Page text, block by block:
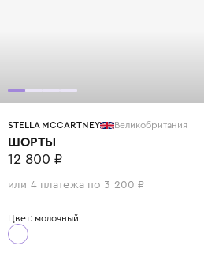
STELLA MCCARTNEY Великобритания
ШОРТЫ
12 800 ₽
или 4 платежа по 3 200 ₽
Цвет: молочный